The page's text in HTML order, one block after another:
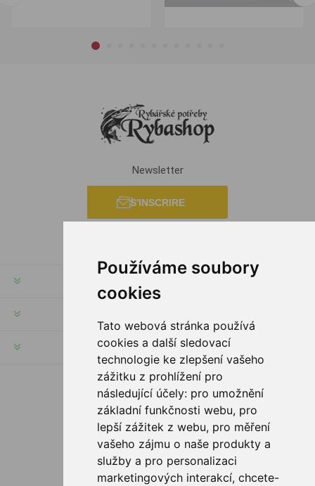
Používáme soubory
cookies
Tato webová stránka používá
cookies a další sledovací
technologie ke zlepšení vašeho
zážitku z prohlížení pro
následující účely: pro umožnění
základní funkčnosti webu, pro
lepší zážitek z webu, pro měření
vašeho zájmu o naše produkty a
služby a pro personalizaci
marketingových interakcí, chcete-
Newsletter
S'INSCRIRE
SERVICES
SUIVEZ NOUS
OPTIONS DE PAIEMENT